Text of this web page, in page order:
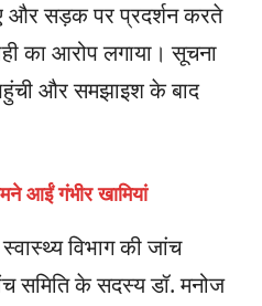
और सड़क पर प्रदर्शन करते
का आरोप लगाया। सूचना
और समझाइश के बाद
आईं गंभीर खामियां
विभाग की जांच
समिति के सदस्य डॉ. मनोज